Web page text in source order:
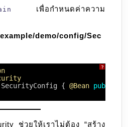
เพื่อกำหนดค่าความ
demo/config/Sec
?
SecurityConfig { @Bean public
ช่วยให้เราไม่ต้อง “สร้าง